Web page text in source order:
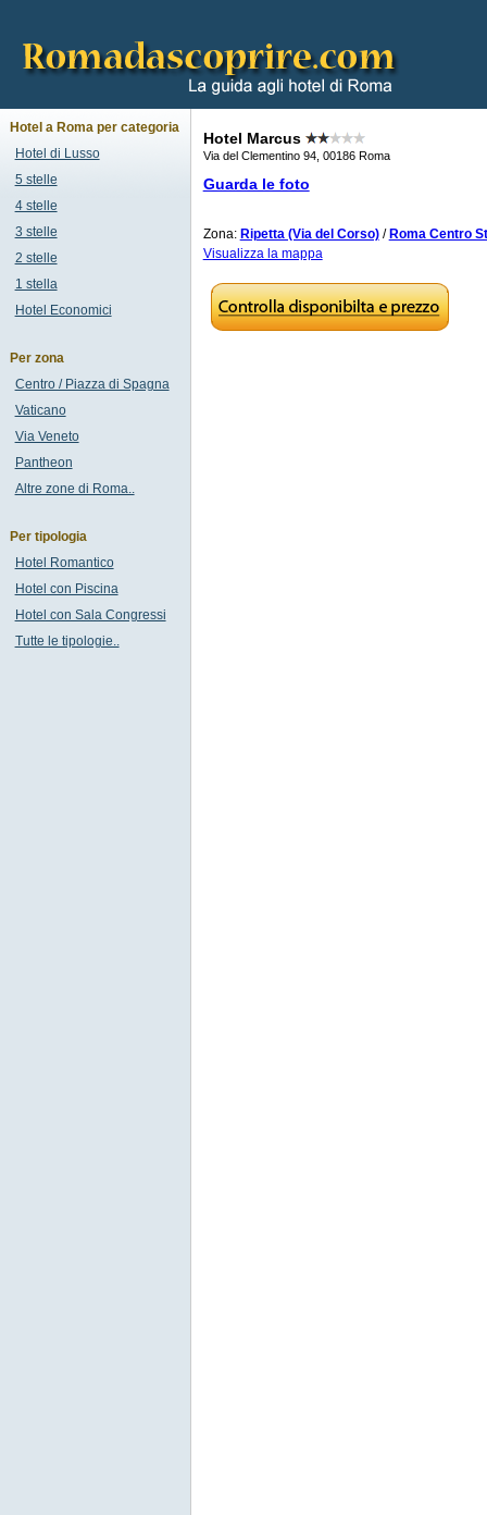
Hotel Marcus
Via del Clementino 94, 00186 Roma
Guarda le foto
Zona: Ripetta (Via del Corso)/ Roma Centro
Visualizza la mappa
Hotel a Roma per categoria
Hotel di Lusso
5 stelle
4 stelle
3 stelle
2 stelle
1 stella
Hotel Economici
Per zona
Centro / Piazza di Spagna
Vaticano
Via Veneto
Pantheon
Altre zone di Roma..
Per tipologia
Hotel Romantico
Hotel con Piscina
Hotel con Sala Congressi
Tutte le tipologie..